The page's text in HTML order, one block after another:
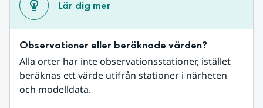
Lär dig mer
Observationer eller beräknade värden?
Alla orter har inte observationsstationer, istället
beräknas ett värde utifrån stationer i närheten
och modelldata.